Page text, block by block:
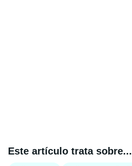
Este artículo trata sobre...